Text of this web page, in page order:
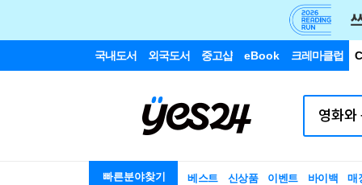
국내도서 외국도서 중고샵 eBook 크레마클럽
빠른분야찾기 베스트 신상품 이벤트 바이백 매